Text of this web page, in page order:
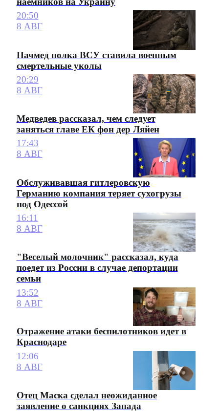
20:50
8 АВГ
Начмед полка ВСУ ставила военным
смертельные уколы
20:29
8 АВГ
Медведев рассказал, чем следует
заняться главе ЕК фон дер Ляйен
17:43
8 АВГ
Обслуживавшая гитлеровскую
Германию компания теряет сухогрузы
под Одессой
16:11
8 АВГ
"Веселый молочник" рассказал, куда
поедет из России в случае депортации
семьи
13:52
8 АВГ
Отражение атаки беспилотников идет в
Краснодаре
12:06
8 АВГ
Отец Маска сделал неожиданное
заявление о санкциях Запада